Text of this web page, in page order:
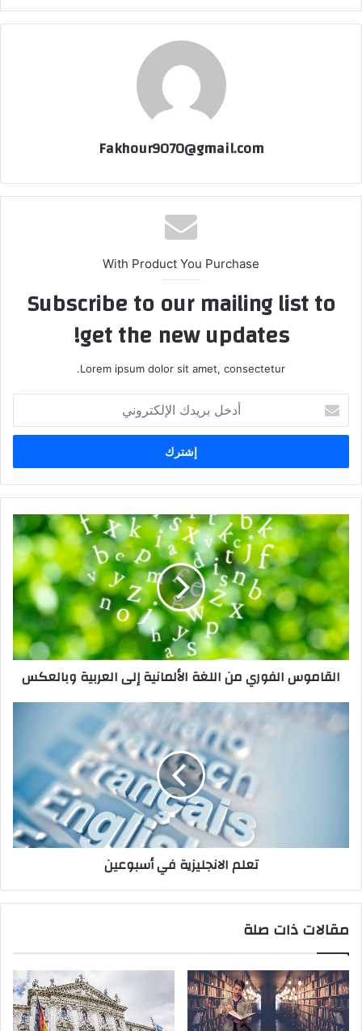
Fakhour9070@gmail.com
With Product You Purchase
Subscribe to our mailing list to
get the new updates!
Lorem ipsum dolor sit amet, consectetur.
بريدك
الإلكتروني
القاموس
الفوري
من
الألمانية
إلى
العربية
وبالعكس
القاموس الفوري من اللغة الألمانية إلى العربية وبالعكس
تعلم
تعلم الانجليزية في أسبوعين
مقالات ذات صلة